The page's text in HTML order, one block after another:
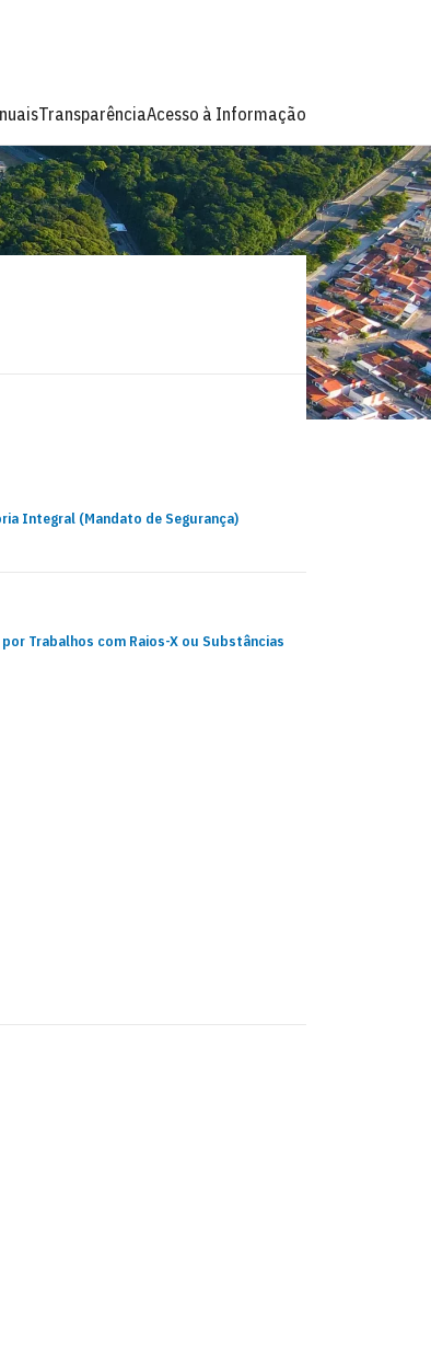
TransparênciaAcesso à Informação
Integral (Mandato de Segurança)
Trabalhos com Raios-X ou Substâncias